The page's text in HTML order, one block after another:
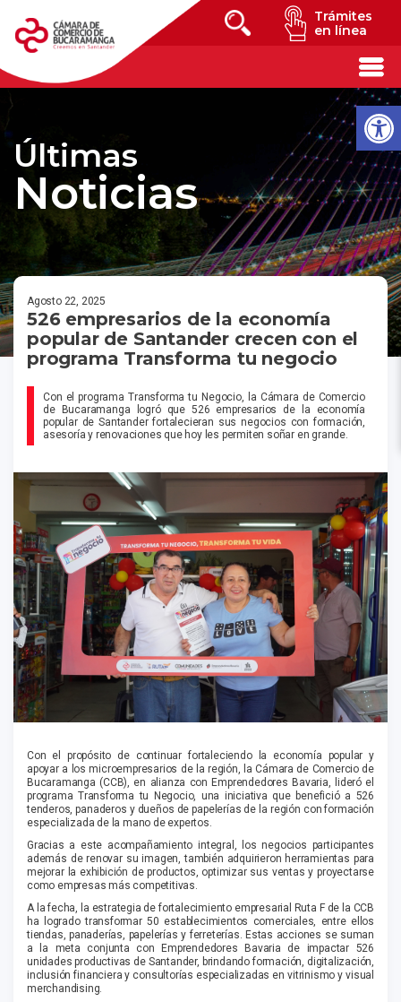
Trámites
en línea
Últimas
Noticias
Agosto 22, 2025
526 empresarios de la economía
popular de Santander crecen con el
programa Transforma tu negocio
Con el programa Transforma tu Negocio, la Cámara de Comercio
de Bucaramanga logró que 526 empresarios de la economía
popular de Santander fortalecieran sus negocios con formación,
asesoría y renovaciones que hoy les permiten soñar en grande.
Con el propósito de continuar fortaleciendo la economía popular y
apoyar a los microempresarios de la región, la Cámara de Comercio de
Bucaramanga (CCB), en alianza con Emprendedores Bavaria, lideró el
programa Transforma tu Negocio, una iniciativa que benefició a 526
tenderos, panaderos y dueños depapelerías de la región con formación
especializada de la mano de expertos.
Gracias a este acompañamiento integral, los negocios participantes
además derenovarsuimagen, también adquirieron herramientas para
mejorar la exhibición de productos, optimizar sus ventas y proyectarse
como empresas más competitivas.
A la fecha, la estrategia de fortalecimiento empresarial
Ruta F de la CCB
ha logrado transformar 50 establecimientos comerciales, entre ellos
tiendas, panaderías, papelerías y ferreterías. Estas acciones se suman
a la meta conjunta con Emprendedores Bavaria de impactar 526
unidades productivas de Santander, brindando formación, digitalización,
inclusión financiera y consultorías especializadas en vitrinismo y visual
merchandising.